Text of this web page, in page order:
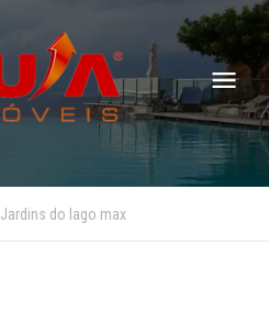
Jardins do lago max